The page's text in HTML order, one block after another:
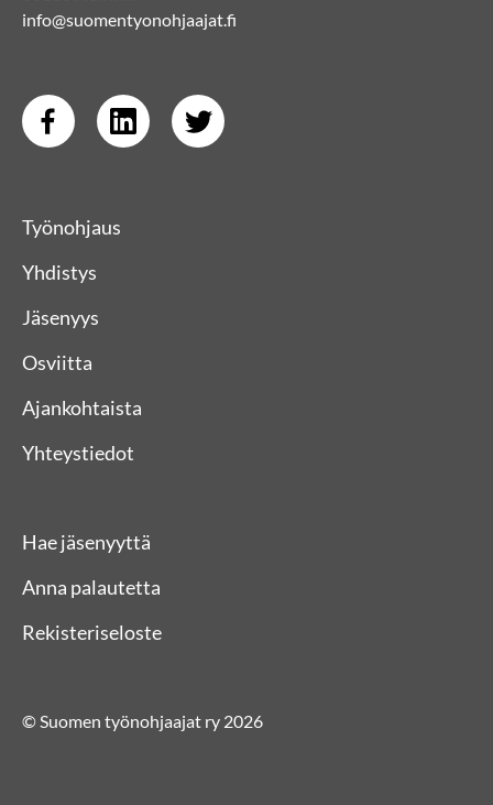
info@suomentyonohjaajat.fi
Työnohjaus
Yhdistys
Jäsenyys
Osviitta
Ajankohtaista
Yhteystiedot
Hae jäsenyyttä
Anna palautetta
Rekisteriseloste
© Suomen työnohjaajat ry 2026